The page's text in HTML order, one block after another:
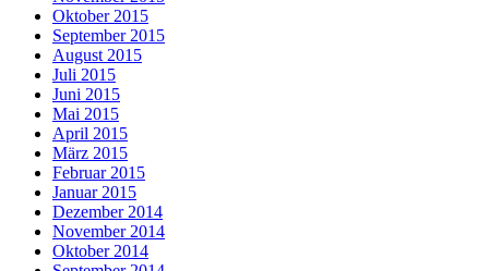
Oktober 2015
September 2015
August 2015
Juli 2015
Juni 2015
Mai 2015
April 2015
März 2015
Februar 2015
Januar 2015
Dezember 2014
November 2014
Oktober 2014